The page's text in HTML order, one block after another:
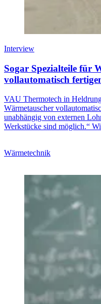
Interview
Sogar Spezialteile für
vollautomatisch
VAU Thermotech in
Wärmetauscher
unabhängig von externen
Werkstücke sind möglich.“
Wärmetechnik